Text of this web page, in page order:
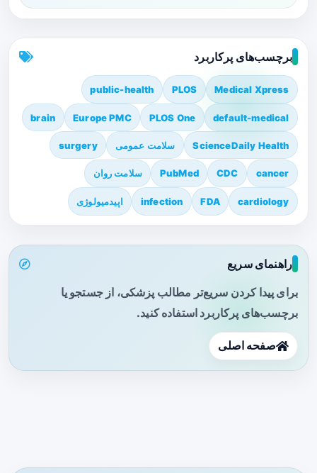
برچسب‌های پرکاربرد
Medical Xpress
PLOS
public-health
default-medical
PLOS One
Europe PMC
brain
ScienceDaily Health سلامت عمومی surgery
cancer
CDC
PubMed سلامت روان
cardiology
FDA
infection اپیدمیولوژی
راهنمای سریع
برای پیدا کردن سریع‌تر مطالب پزشکی، از جستجو یا
برچسب‌های پرکاربرد استفاده کنید.
صفحه اصلی